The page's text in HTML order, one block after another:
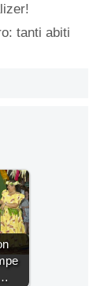
tanti abiti